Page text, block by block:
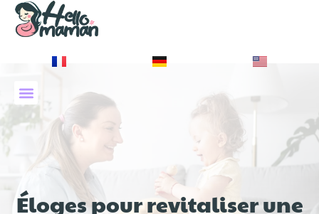
Éloges pour revitaliser une